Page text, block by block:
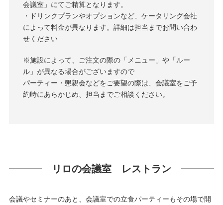
会議室」にてご精算となります。
・ドリンクプランやオプションなど、ケータリング会社
によって料金が異なります。詳細は担当までお問い合わ
せください
※施設によって、ご注文の際の「メニュー」や「ルー
ル」が異なる場合がございますので
パーティー・懇親会などをご要望の際は、会議室をご予
約時にあらかじめ、担当までご相談ください。
リロの会議室 レストラン
会議やセミナーのあと、会議室での立食パーティーもその場で開